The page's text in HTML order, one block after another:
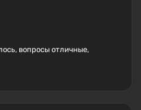
вопросы отличные,